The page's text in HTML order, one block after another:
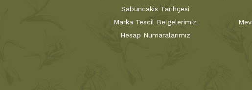
Sabuncakis Tarihçesi
Marka Tescil Belgelerimiz
Hesap Numaralarımız